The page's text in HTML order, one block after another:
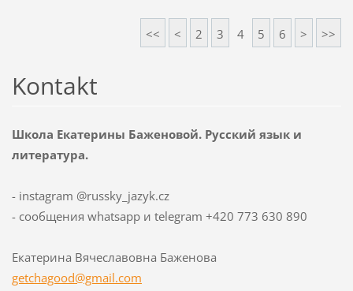
<< < 2 3 4 5 6 > >>
Kontakt
Школа Екатерины Баженовой. Русский язык и
литература.
- instagram @russky_jazyk.cz
- сообщения whatsapp и telegram +420 773 630 890
Екатерина Вячеславовна Баженова
getchagood@gmail.com